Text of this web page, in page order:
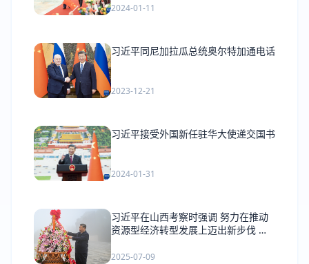
2024-01-11
习近平同尼加拉瓜总统奥尔特加通电话
2023-12-21
习近平接受外国新任驻华大使递交国书
2024-01-31
习近平在山西考察时强调 努力在推动
资源型经济转型发展上迈出新步伐 奋
章
2025-07-09